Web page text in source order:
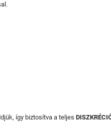
így biztosítva a teljes